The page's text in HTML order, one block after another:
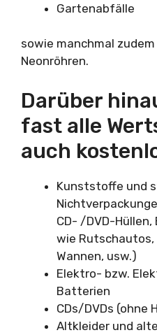
Gartenabfälle
sowie manchmal
Neonröhren.
Darüber
fast alle
auch
Kunststoffe und
CD- /DVD-Hüllen,
wie Rutschautos,
Wannen, usw.)
Elektro- bzw.
Batterien
CDs/DVDs (ohne
Altkleider und